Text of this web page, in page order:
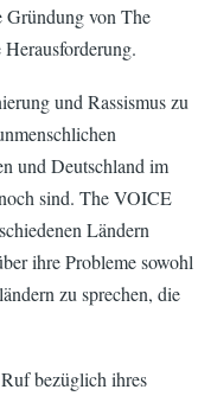
Gründung von The
und Rassismus zu
und Deutschland im
sind. The VOICE
Ländern
ihre Probleme sowohl
zu sprechen, die
bezüglich ihres